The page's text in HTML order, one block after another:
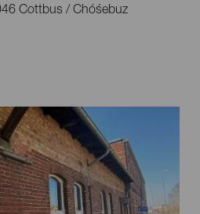
Cottbus / Chóśebuz